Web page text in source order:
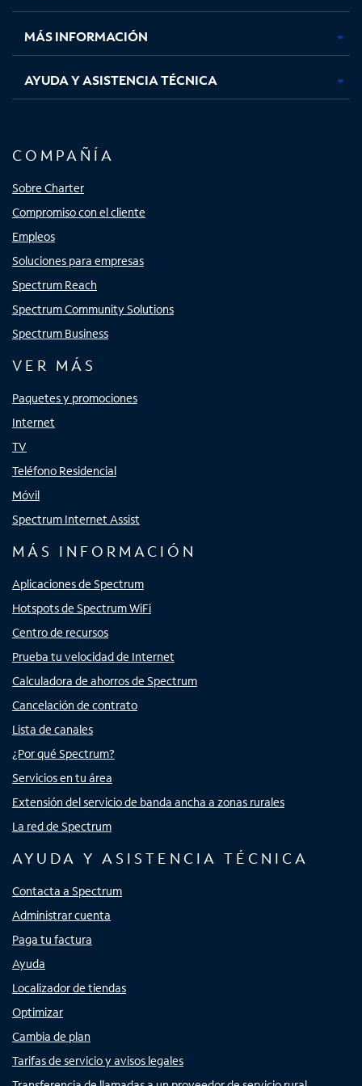
nuevanuevanuevanueva
MÁS INFORMACIÓN
AYUDA Y ASISTENCIA TÉCNICA
COMPAÑÍA
Sobre Charter
Compromiso con el cliente
Empleos
Soluciones para empresas
Spectrum Reach
Spectrum Community Solutions
Spectrum Business
VER MÁS
Paquetes y promociones
Internet
TV
Teléfono Residencial
Móvil
Spectrum Internet Assist
MÁS INFORMACIÓN
Aplicaciones de Spectrum
Hotspots de Spectrum WiFi
Centro de recursos
Prueba tu velocidad de Internet
Calculadora de ahorros de Spectrum
Cancelación de contrato
Lista de canales
¿Por qué Spectrum?
Servicios en tu área
Extensión del servicio de banda ancha a zonas rurales
La red de Spectrum
AYUDA Y ASISTENCIA TÉCNICA
Contacta a Spectrum
Administrar cuenta
Paga tu factura
Ayuda
Localizador de tiendas
Optimizar
Cambia de plan
Tarifas de servicio y avisos legales